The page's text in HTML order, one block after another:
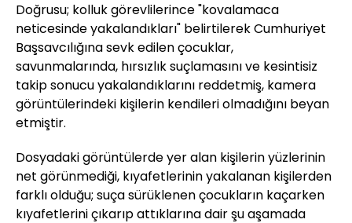
Doğrusu; kolluk görevlilerince "kovalamaca
neticesinde yakalandıkları" belirtilerek Cumhuriyet
Başsavcılığına sevk edilen çocuklar,
savunmalarında, hırsızlık suçlamasını ve kesintisiz
takip sonucu yakalandıklarını reddetmiş, kamera
görüntülerindeki kişilerin kendileri olmadığını beyan
etmiştir.
Dosyadaki görüntülerde yer alan kişilerin yüzlerinin
net görünmediği, kıyafetlerinin yakalanan kişilerden
farklı olduğu; suça sürüklenen çocukların kaçarken
kıyafetlerini çıkarıp attıklarına dair şu aşamada